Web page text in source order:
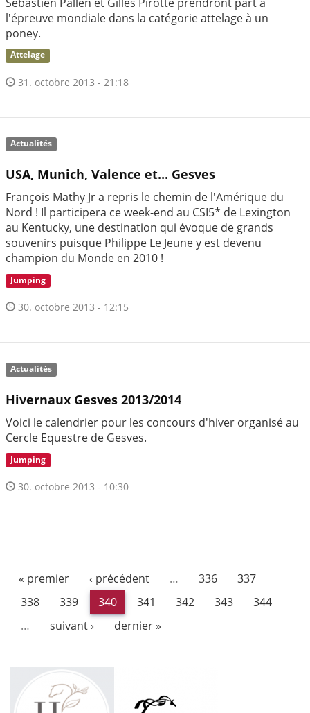
l'épreuve mondiale dans la catégorie attelage à un
poney.
Attelage
31. octobre 2013 - 21:18
Actualités
USA, Munich, Valence et... Gesves
François Mathy Jr a repris le chemin de l'Amérique du
Nord ! Il participera ce week-end au CSI5* de Lexington
au Kentucky, une destination qui évoque de grands
souvenirs puisque Philippe Le Jeune y est devenu
champion du Monde en 2010 !
Jumping
30. octobre 2013 - 12:15
Actualités
Hivernaux Gesves 2013/2014
Voici le calendrier pour les concours d'hiver organisé au
Cercle Equestre de Gesves.
Jumping
30. octobre 2013 - 10:30
« premier ‹ précédent … 336
337
338
339 340 341 342 343
344
…
suivant › dernier »